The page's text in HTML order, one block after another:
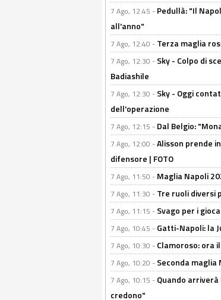
7 Ago, 12:45 - Pedullà: "Il
all'anno"
7 Ago, 12:40 - Terza maglia
7 Ago, 12:30 - Sky - Colpo di
Badiashile
7 Ago, 12:30 - Sky - Oggi
dell'operazione
7 Ago, 12:15 - Dal Belgio:
7 Ago, 12:00 -Alisson prende
difensore | FOTO
7 Ago, 11:50 - Maglia Napoli
7 Ago, 11:30 - Tre ruoli diversi
7 Ago, 11:15 - Svago per i
7 Ago, 10:45 - Gatti-Napoli: la
7 Ago, 10:30 - Clamoroso: ora
7 Ago, 10:20 - Seconda
7 Ago, 10:15 - Quando arriverà
credono"